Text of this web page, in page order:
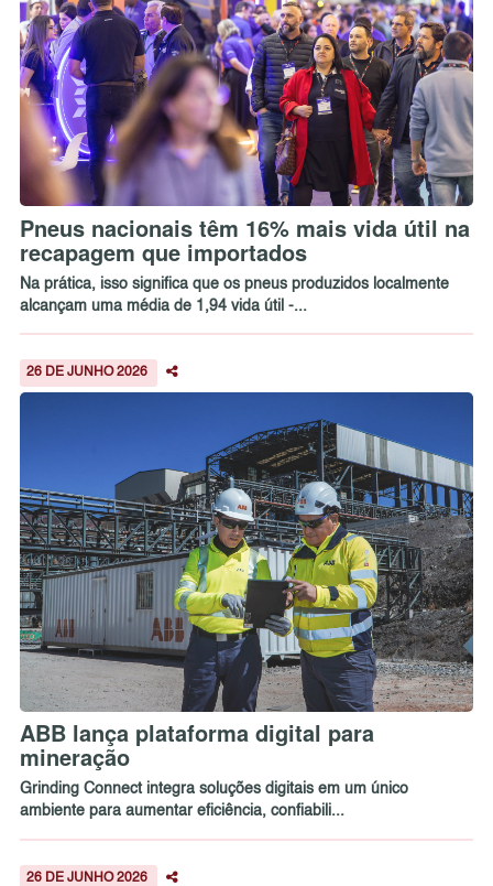
Pneus nacionais têm 16% mais vida útil na
recapagem que importados
Na prática, isso significa que os pneus produzidos localmente
alcançam uma média de 1,94 vida útil -...
26 DE JUNHO 2026
ABB lança plataforma digital para
mineração
Grinding Connect integra soluções digitais em um único
ambiente para aumentar eficiência, confiabili...
26 DE JUNHO 2026